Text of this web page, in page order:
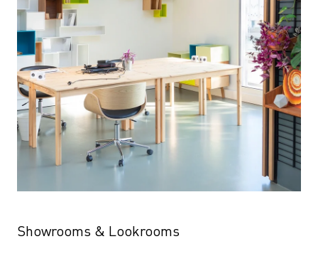
Showrooms & Lookrooms